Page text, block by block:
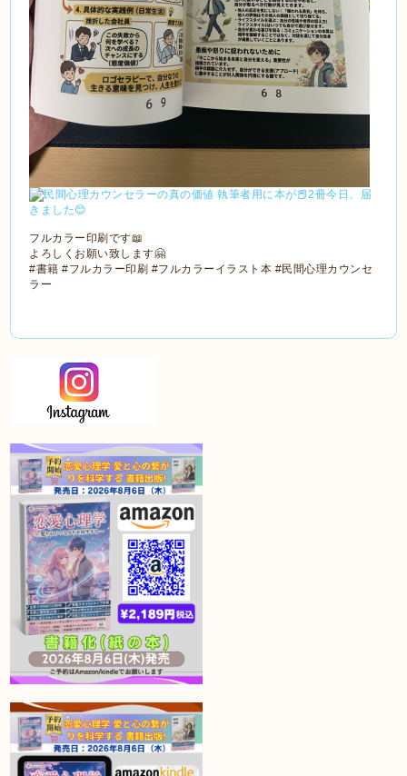
フルカラー印刷です📖
よろしくお願い致します🤗
#書籍 #フルカラー印刷 #フルカラーイラスト本 #民間心理カウンセ
ラー